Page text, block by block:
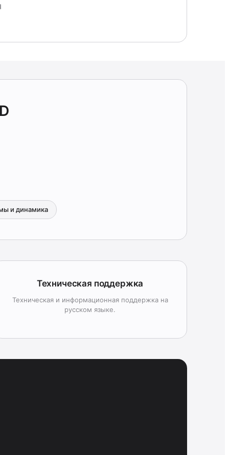
и динамика
Техническая поддержка
Техническая и информационная поддержка на
русском языке.